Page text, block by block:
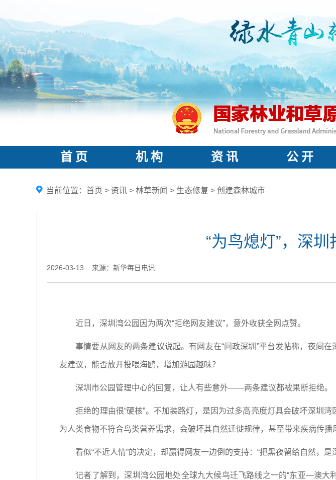
首 页 机 构 资 讯 公 开
当前位置： 首页 > 资讯 > 林草新闻 > 生态修复 > 创建森林城市
“为鸟熄灯”，深
2026-03-13 来源：新华每日电讯
近日，深圳湾公园因为两次“拒绝网友建议”，意外收获全网点赞。
事情要从网友的两条建议说起。有网友在“问政深圳”平台发帖称，夜间在
友建议，能否放开投喂海鸥，增加游园趣味？
深圳市公园管理中心的回复，让人有些意外——两条建议都被果断拒绝。
拒绝的理由很“硬核”。不加装路灯，是因为过多高亮度灯具会破坏深圳湾
为人类食物不符合鸟类营养需求，会破坏其自然迁徙规律，甚至带来疾病传播
看似“不近人情”的决定，却赢得网友一边倒的支持：“把黑夜留给自然，是
记者了解到，深圳湾公园地处全球九大候鸟迁飞路线之一的“东亚—澳大